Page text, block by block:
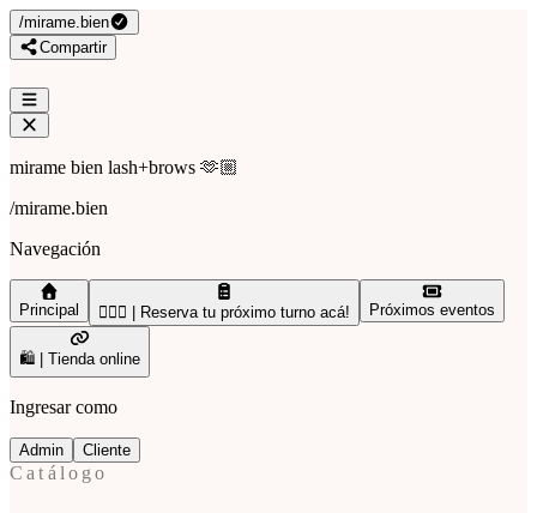
/mirame.bien
Compartir
mirame bien lash+brows 🫶🏼
/mirame.bien
Navegación
Principal 🙋🏼‍♀️ | Reserva tu próximo turno acá! Próximos eventos
🛍️ | Tienda online
Ingresar como
Admin Cliente
Catálogo